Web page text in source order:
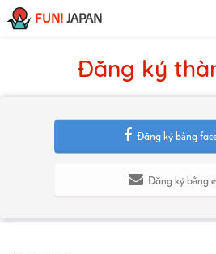
FUN! JAPAN
Đăng ký
Đăng ký bằng
Đăng ký bằng